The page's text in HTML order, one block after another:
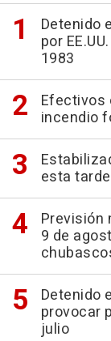
Detenido
por
1983
Efectivos
incendio
esta
Previsión
9 de
Detenido
provocar
julio